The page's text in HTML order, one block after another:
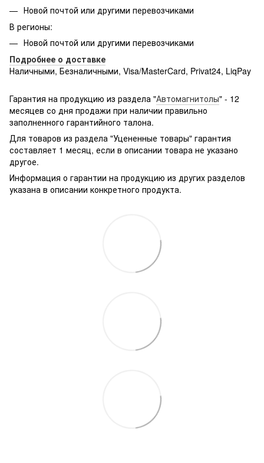
Новой почтой или другими перевозчиками
В регионы:
Новой почтой или другими перевозчиками
Подробнее о доставке
Наличными, Безналичными, Visa/MasterCard, Privat24, LiqPay
g361hhadsek/p3316040/#
Гарантия на продукцию из раздела "Автомагнитолы" - 12
месяцев со дня продажи при наличии правильно
заполненного гарантийного талона.
Для товаров из раздела "Уцененные товары" гарантия
составляет 1 месяц, если в описании товара не указано
другое.
Информация о гарантии на продукцию из других разделов
указана в описании конкретного продукта.